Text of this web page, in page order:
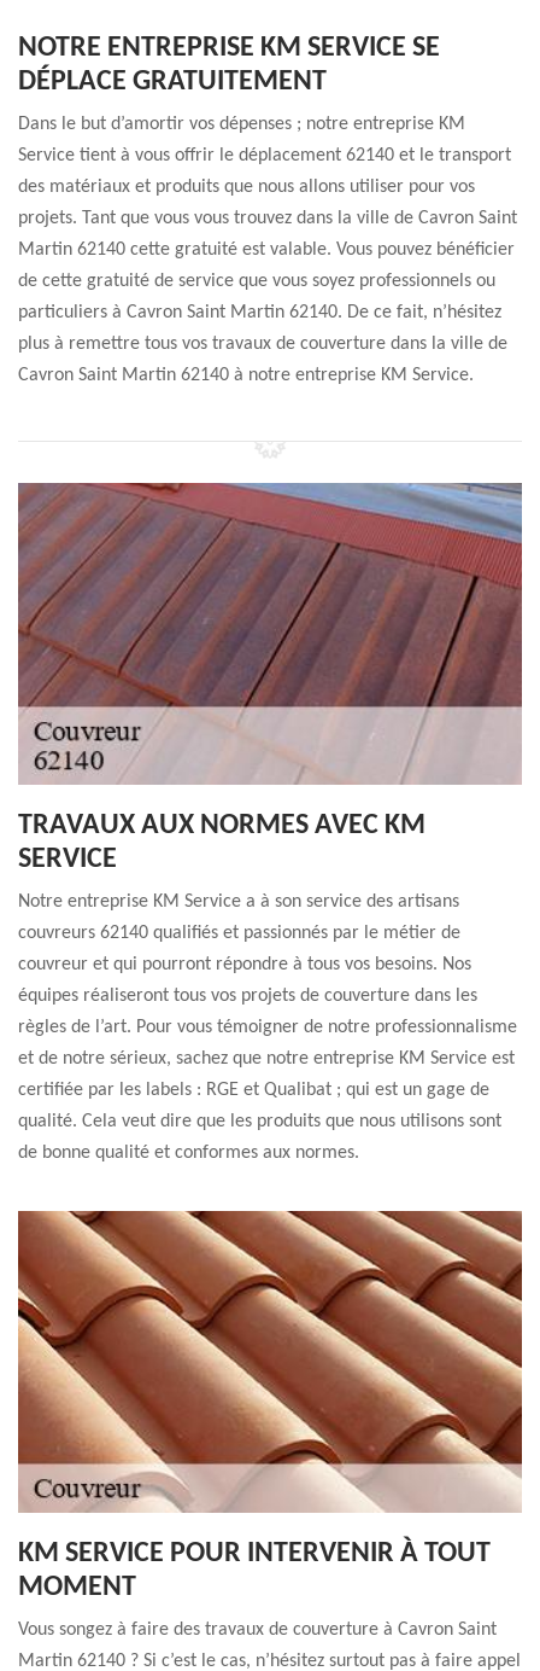
NOTRE ENTREPRISE KM SERVICE SE
DÉPLACE GRATUITEMENT
Dans le but d’amortir vos dépenses ; notre entreprise KM
Service tient à vous offrir le déplacement 62140 et le transport
des matériaux et produits que nous allons utiliser pour vos
projets. Tant que vous vous trouvez dans la ville de Cavron Saint
Martin 62140 cette gratuité est valable. Vous pouvez bénéficier
de cette gratuité de service que vous soyez professionnels ou
particuliers à Cavron Saint Martin 62140. De ce fait, n’hésitez
plus à remettre tous vos travaux de couverture dans la ville de
Cavron Saint Martin 62140 à notre entreprise KM Service.
TRAVAUX AUX NORMES AVEC KM
SERVICE
Notre entreprise KM Service a à son service des artisans
couvreurs 62140 qualifiés et passionnés par le métier de
couvreur et qui pourront répondre à tous vos besoins. Nos
équipes réaliseront tous vos projets de couverture dans les
règles de l’art. Pour vous témoigner de notre professionnalisme
et de notre sérieux, sachez que notre entreprise KM Service est
certifiée par les labels : RGE et Qualibat ; qui est un gage de
qualité. Cela veut dire que les produits que nous utilisons sont
de bonne qualité et conformes aux normes.
KM SERVICE POUR INTERVENIR À TOUT
MOMENT
Vous songez à faire des travaux de couverture à Cavron Saint
Martin 62140 ? Si c’est le cas, n’hésitez surtout pas à faire appel